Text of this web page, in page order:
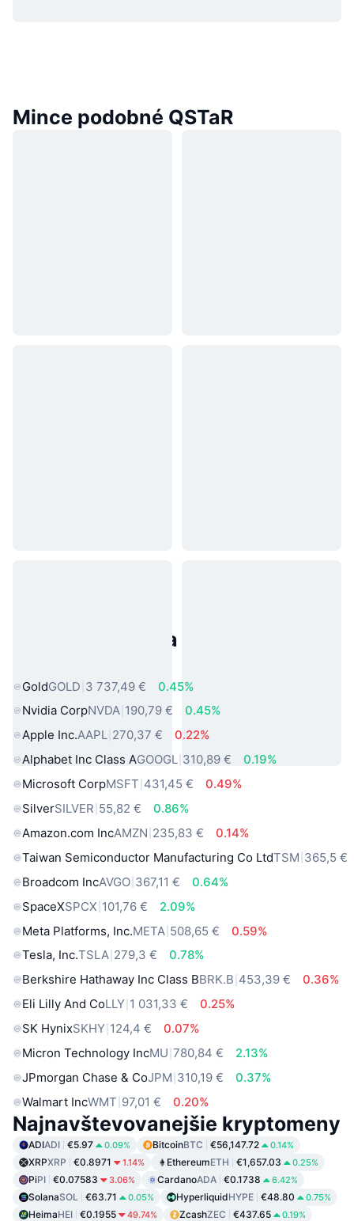
Mince podobné QSTaR
Populárne aktíva z reálneho
GoldGOLD 3 737,49 €
0.45%
Nvidia CorpNVDA 190,79 €
0.45%
Apple Inc.AAPL 270,37 €
0.22%
Alphabet Inc Class AGOOGL 310,89 €
0.19%
Microsoft CorpMSFT 431,45 €
0.49%
SilverSILVER 55,82 €
0.86%
Amazon.com IncAMZN 235,83 €
0.14%
Taiwan Semiconductor Manufacturing Co LtdTSM 365,5 €
Broadcom IncAVGO 367,11 €
0.64%
SpaceXSPCX 101,76 €
2.09%
Meta Platforms, Inc.META 508,65 €
0.59%
Tesla, Inc.TSLA 279,3 €
0.78%
Berkshire Hathaway Inc Class BBRK.B 453,39 €
0.36%
Eli Lilly And CoLLY 1 031,33 €
0.25%
SK HynixSKHY 124,4 €
0.07%
Micron Technology IncMU 780,84 €
2.13%
JPmorgan Chase & CoJPM 310,19 €
0.37%
Walmart IncWMT 97,01 € 0.20%
Najnavštevovanejšie kryptomeny
ADIADI €5.97 0.09% BitcoinBTC €56,147.72 0.14%
XRPXRP €0.8971 1.14% EthereumETH €1,657.03 0.25%
PiPI €0.07583 3.06% CardanoADA €0.1738 6.42%
SolanaSOL €63.71 0.05% HyperliquidHYPE €48.80 0.75%
HeimaHEI €0.1955 49.74% ZcashZEC €437.65 0.19%